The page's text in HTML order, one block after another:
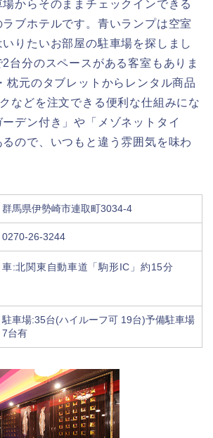
からそのままチェックインできる
ブホテルです。青いランプは空室
りたいお部屋の駐車場を探しまし
台分のスペースがある客室もありま
枕元のタブレットからレンタル商品
などを注文できる便利な仕組みにな
デン付き」や「メゾネットタイ
ので、いつもと違う雰囲気を味わ
群馬県伊勢崎市連取町3034-4
0270-26-3244
車:北関東自動車道「駒形IC」約15分
駐車場:35台(ハイルーフ可 19台)予備駐車場
7台有